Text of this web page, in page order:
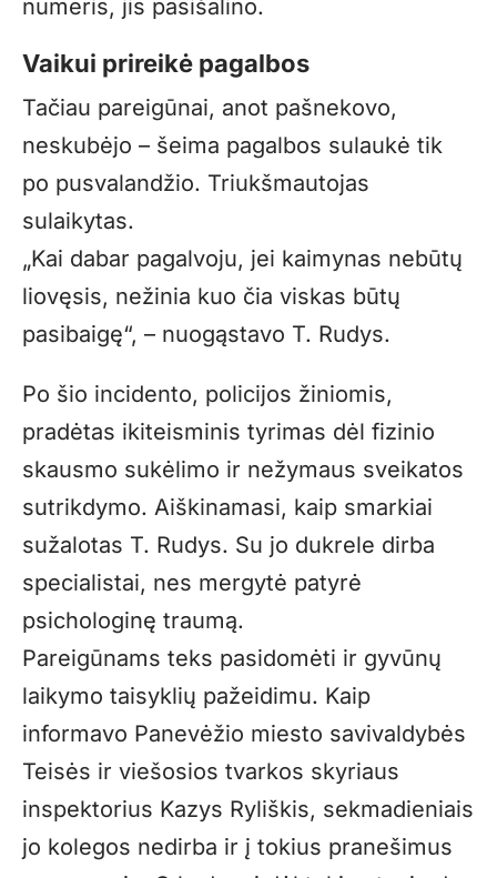
numeris, jis pasišalino.
Vaikui prireikė pagalbos
Tačiau pareigūnai, anot pašnekovo,
neskubėjo – šeima pagalbos sulaukė tik
po pusvalandžio. Triukšmautojas
sulaikytas.
„Kai dabar pagalvoju, jei kaimynas nebūtų
liovęsis, nežinia kuo čia viskas būtų
pasibaigę“, – nuogąstavo T. Rudys.
Po šio incidento, policijos žiniomis,
pradėtas ikiteisminis tyrimas dėl fizinio
skausmo sukėlimo ir nežymaus sveikatos
sutrikdymo. Aiškinamasi, kaip smarkiai
sužalotas T. Rudys. Su jo dukrele dirba
specialistai, nes mergytė patyrė
psichologinę traumą.
Pareigūnams teks pasidomėti ir gyvūnų
laikymo taisyklių pažeidimu. Kaip
informavo Panevėžio miesto savivaldybės
Teisės ir viešosios tvarkos skyriaus
inspektorius Kazys Ryliškis, sekmadieniais
jo kolegos nedirba ir į tokius pranešimus